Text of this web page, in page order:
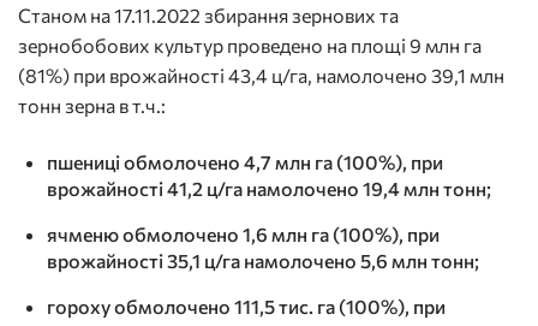
Станом на 17.11.2022 збирання зернових та
зернобобових культур проведено на площі 9 млн га
(81%) при врожайності 43,4 ц/га, намолочено 39,1 млн
тонн зерна в т.ч.:
пшениці обмолочено 4,7 млн га (100%), при
врожайності 41,2 ц/га намолочено 19,4 млн тонн;
ячменю обмолочено 1,6 млн га (100%), при
врожайності 35,1 ц/га намолочено 5,6 млн тонн;
гороху обмолочено 111,5 тис. га (100%), при